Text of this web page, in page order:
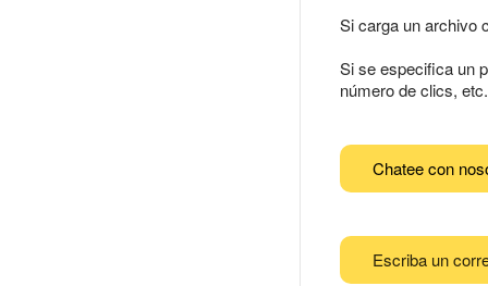
Si carga un archivo
Si se especifica un
número de clics,
Chatee con
Escriba un